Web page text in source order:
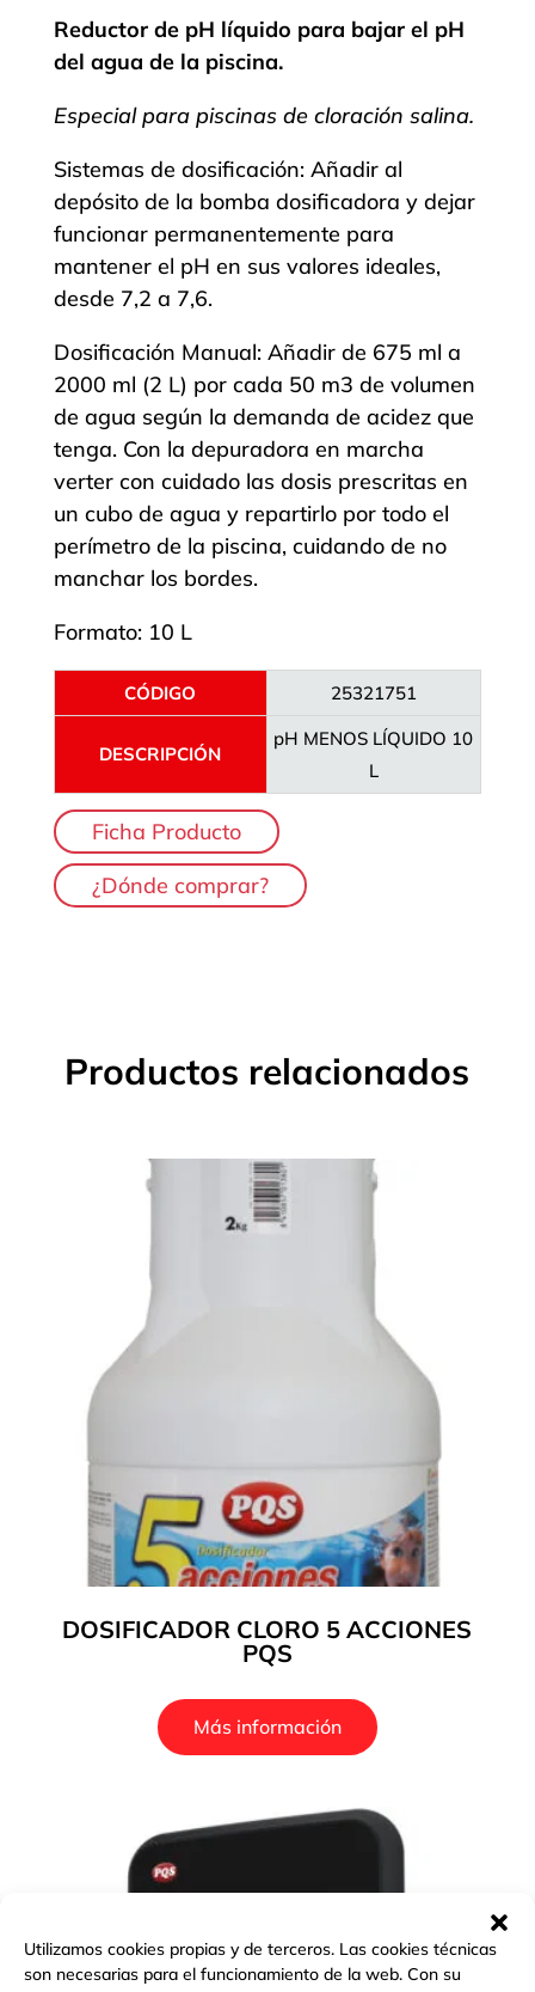
Utilizamos cookies propias y de terceros. Las cookies técnicas
son necesarias para el funcionamiento de la web. Con su
Reductor de pH líquido para bajar el pH
del agua de la piscina.
Especial para piscinas de cloración salina.
Sistemas de dosificación: Añadir al
depósito de la bomba dosificadora y dejar
funcionar permanentemente para
mantener el pH en sus valores ideales,
desde 7,2 a 7,6.
Dosificación Manual: Añadir de 675 ml a
2000 ml (2 L) por cada 50 m3 de volumen
de agua según la demanda de acidez que
tenga. Con la depuradora en marcha
verter con cuidado las dosis prescritas en
un cubo de agua y repartirlo por todo el
perímetro de la piscina, cuidando de no
manchar los bordes.
Formato: 10 L
CÓDIGO 25321751
DESCRIPCIÓN
pH MENOS LÍQUIDO 10
L
Ficha Producto
¿Dónde comprar?
Productos relacionados
DOSIFICADOR CLORO 5 ACCIONES
PQS
Más información